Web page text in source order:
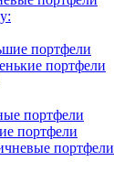
портфели
портфели
портфели
портфели
портфели